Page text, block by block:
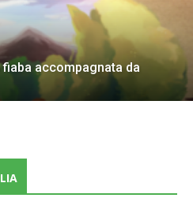
accompagnata da